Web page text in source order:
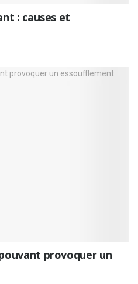
: causes et
provoquer un